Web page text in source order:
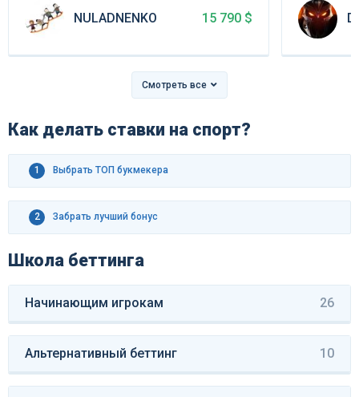
NULADNENKO 15 790 $
Смотреть все
Как делать ставки на спорт?
1 Выбрать ТОП букмекера
2 Забрать лучший бонус
Школа беттинга
Начинающим игрокам 26
Альтернативный беттинг 10